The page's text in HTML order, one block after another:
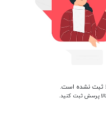
ثبت نشده است.
پرسش ثبت کنید.